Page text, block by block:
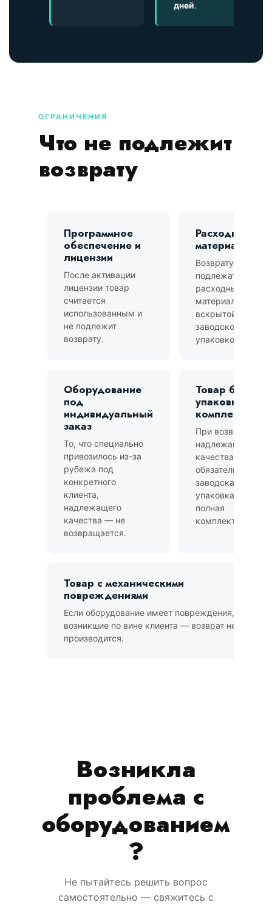
дней.
ОГРАНИЧЕНИЯ
Что не подлежит
возврату
Программное
обеспечение и
лицензии
После активации
лицензии товар
считается
использованным и
не подлежит
возврату.
Расходные
материалы
Возврату не
подлежат
расходные
материалы со
вскрытой
заводской
упаковкой.
Оборудование
под
индивидуальный
заказ
То, что специально
привозилось из-за
рубежа под
конкретного
клиента,
надлежащего
качества — не
возвращается.
Товар без
упаковки и
комплектации
При возврате
надлежащего
качества
обязательна
заводская
упаковка и
полная
комплектация.
Товар с механическими
повреждениями
Если оборудование имеет повреждения,
возникшие по вине клиента — возврат не
производится.
Возникла
проблема с
оборудованием
?
Не пытайтесь решить вопрос
самостоятельно — свяжитесь с